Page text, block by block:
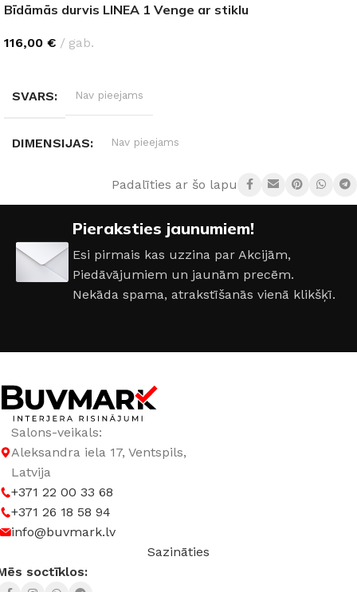
Bīdāmās durvis LINEA 1 Venge ar stiklu
116,00 € gab.
SVARS Nav pieejams
DIMENSIJAS Nav pieejams
DURVJU VĒRTNES IZMĒRI
600 × 2000 mm ,700 × 2000 mm ,800 × 2000 mm
2000 mm
DURVJU MATERIĀLS ar Stiklu ,Ekofinieris
Padalīties ar šo lapu:
Pieraksties jaunumiem!
Esi pirmais kas uzzina par Akcijām,
Piedāvājumiem un jaunām precēm.
Nekāda spama, atrakstīšanās vienā klikšķī.
Salons-veikals:
Aleksandra iela 17, Ventspils,
Latvija
+371 22 00 33 68
+371 26 18 58 94
info@buvmark.lv
Sazināties
soctīklos: